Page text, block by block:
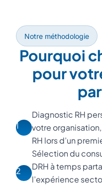
Notre méthodologie
Pourquoi
pour
1
Diagnostic RH
votre
RH lors d’un
2
Sélection du
DRH à temps
l’expérience